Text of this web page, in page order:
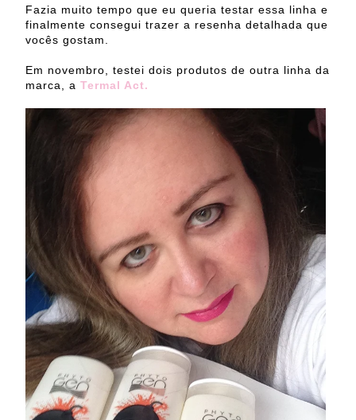
Fazia muito tempo que eu queria testar essa linha e
finalmente consegui trazer a resenha detalhada que
vocês gostam.
Em novembro, testei dois produtos de outra linha da
marca, a Termal Act.